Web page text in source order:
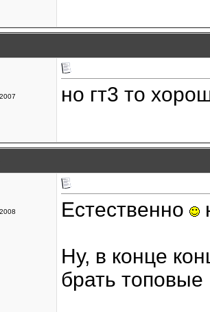
но гт3 то
Естественно
Ну, в конце
брать